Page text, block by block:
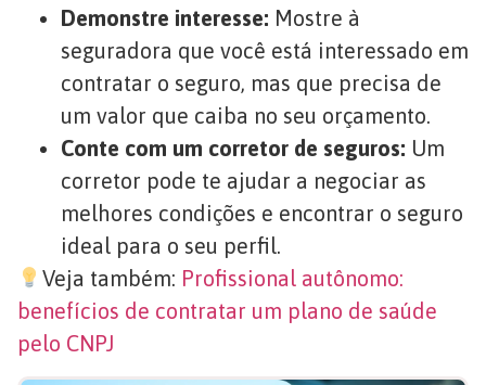
Demonstre interesse: Mostre à
seguradora que você está interessado em
contratar o seguro, mas que precisa de
um valor que caiba no seu orçamento.
Conte com um corretor de seguros: Um
corretor pode te ajudar a negociar as
melhores condições e encontrar o seguro
ideal para o seu perfil.
Veja também: Profissional autônomo:
benefícios de contratar um plano de saúde
pelo CNPJ